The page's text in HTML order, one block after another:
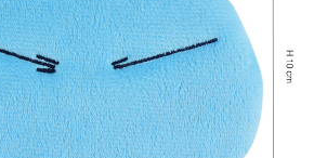
含以上)免運費
祖)-木棉花樂園專用